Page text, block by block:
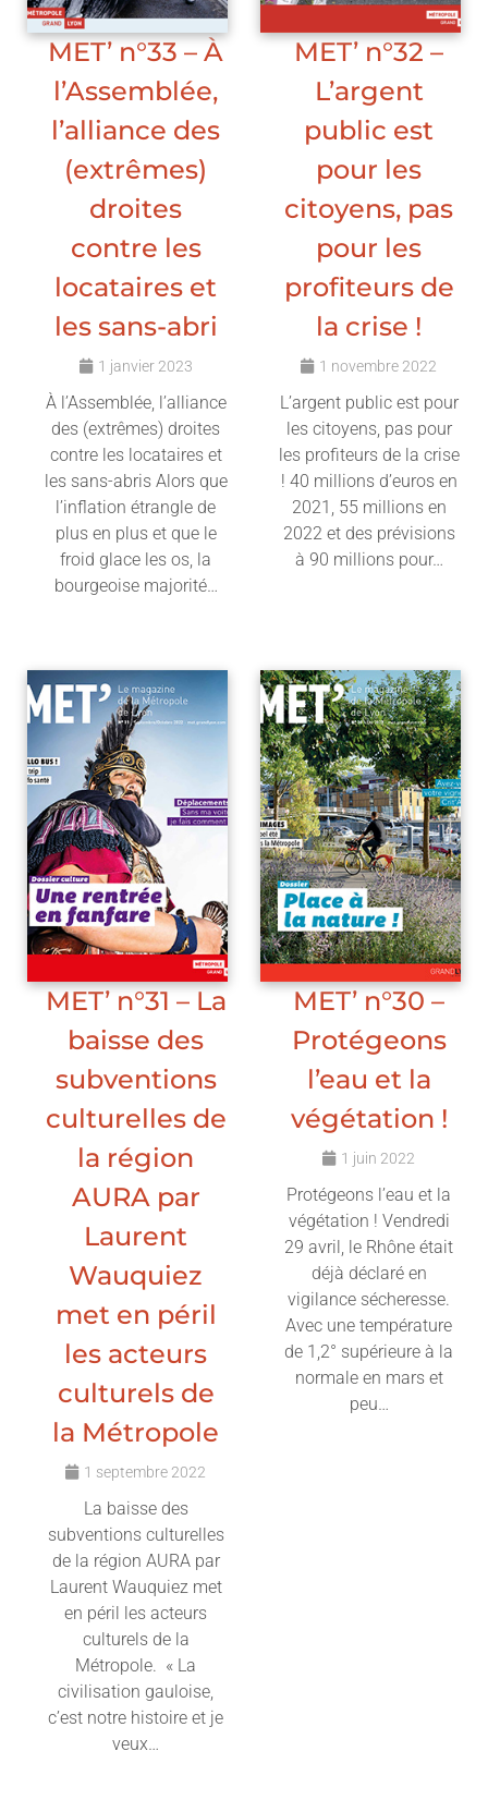
MET’ n°33 – À
l’Assemblée,
l’alliance des
(extrêmes)
droites
contre les
locataires et
les sans-abri
1 janvier 2023
À l’Assemblée, l’alliance
des (extrêmes) droites
contre les locataires et
les sans-abris Alors que
l’inflation étrangle de
plus en plus et que le
froid glace les os, la
bourgeoise majorité…
MET’ n°32 –
L’argent
public est
pour les
citoyens, pas
pour les
profiteurs de
la crise !
1 novembre 2022
L’argent public est pour
les citoyens, pas pour
les profiteurs de la crise
! 40 millions d’euros en
2021, 55 millions en
2022 et des prévisions
à 90 millions pour…
MET’ n°31 – La
baisse des
subventions
culturelles de
la région
AURA par
Laurent
Wauquiez
met en péril
les acteurs
culturels de
la Métropole
1 septembre 2022
La baisse des
subventions culturelles
de la région AURA par
Laurent Wauquiez met
en péril les acteurs
culturels de la
Métropole. « La
civilisation gauloise,
c’est notre histoire et je
veux…
MET’ n°30 –
Protégeons
l’eau et la
végétation !
1 juin 2022
Protégeons l’eau et la
végétation ! Vendredi
29 avril, le Rhône était
déjà déclaré en
vigilance sécheresse.
Avec une température
de 1,2° supérieure à la
normale en mars et
peu…